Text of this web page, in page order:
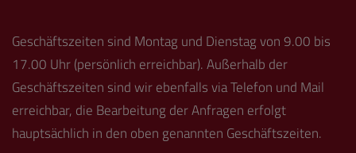
Geschäftszeiten sind Montag und Dienstag von 9.00 bis
17.00 Uhr (persönlich erreichbar). Außerhalb der
Geschäftszeiten sind wir ebenfalls via Telefon und Mail
erreichbar, die Bearbeitung der Anfragen erfolgt
hauptsächlich in den oben genannten Geschäftszeiten.